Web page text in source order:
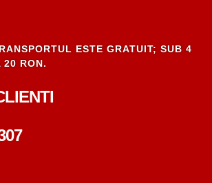
ESTE GRATUIT; SUB 4
20 RON.